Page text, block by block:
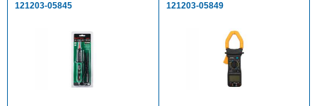
121203-05845 121203-05849